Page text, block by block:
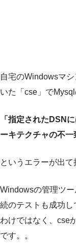
自宅のWindowsマ
いた「cse」で
「指定されたDSN
ーキテクチャの不一
というエラーが出て
Windowsの管理ツ
続のテストも成功
わけではなく、cse
です。。